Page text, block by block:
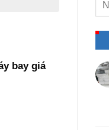
bay giá